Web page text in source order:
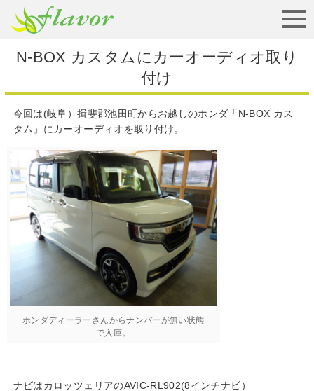
N-BOX カスタムにカーオーディオ取り
付け
今回は(岐阜）揖斐郡池田町からお越しのホンダ「N-BOX カス
タム」にカーオーディオを取り付け。
ホンダディーラーさんからナンバーが無い状態
で入庫。
ナビはカロッツェリアのAVIC-RL902(8インチナビ）